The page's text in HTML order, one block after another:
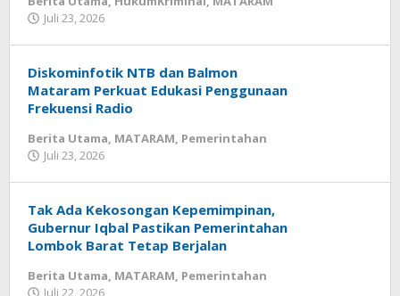
Juli 23, 2026
Diskominfotik NTB dan Balmon
Mataram Perkuat Edukasi Penggunaan
Frekuensi Radio
Berita Utama, MATARAM, Pemerintahan
Juli 23, 2026
Tak Ada Kekosongan Kepemimpinan,
Gubernur Iqbal Pastikan Pemerintahan
Lombok Barat Tetap Berjalan
Berita Utama, MATARAM, Pemerintahan
Juli 22, 2026